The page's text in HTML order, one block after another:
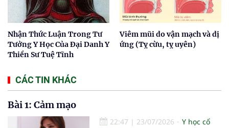
Nhận Thức Luận Trong Tư
Tưởng Y Học Của Đại Danh Y
Thiền Sư Tuệ Tĩnh
Viêm mũi do vận mạch và dị
ứng (Tỵ cừu, tỵ uyên)
CÁC TIN KHÁC
Bài 1: Cảm mạo
22:47 | 23/07/2026
Y học cổ